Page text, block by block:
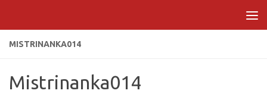
MISTRINANKA014
Mistrinanka014